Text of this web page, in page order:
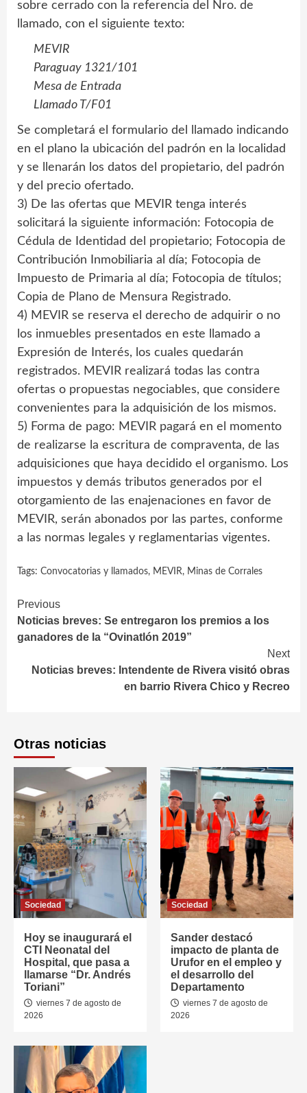
sobre cerrado con la referencia del Nro. de
llamado, con el siguiente texto:
MEVIR
Paraguay 1321/101
Mesa de Entrada
Llamado T/F01
Se completará el formulario del llamado indicando
en el plano la ubicación del padrón en la localidad
y se llenarán los datos del propietario, del padrón
y del precio ofertado.
3) De las ofertas que MEVIR tenga interés
solicitará la siguiente información: Fotocopia de
Cédula de Identidad del propietario; Fotocopia de
Contribución Inmobiliaria al día; Fotocopia de
Impuesto de Primaria al día; Fotocopia de títulos;
Copia de Plano de Mensura Registrado.
4) MEVIR se reserva el derecho de adquirir o no
los inmuebles presentados en este llamado a
Expresión de Interés, los cuales quedarán
registrados. MEVIR realizará todas las contra
ofertas o propuestas negociables, que considere
convenientes para la adquisición de los mismos.
5) Forma de pago: MEVIR pagará en el momento
de realizarse la escritura de compraventa, de las
adquisiciones que haya decidido el organismo. Los
impuestos y demás tributos generados por el
otorgamiento de las enajenaciones en favor de
MEVIR, serán abonados por las partes, conforme
a las normas legales y reglamentarias vigentes.
Tags: Convocatorias y llamados, MEVIR, Minas de Corrales
Continue
Reading
Previous
Noticias breves: Se entregaron los premios a los
ganadores de la “Ovinatlón 2019”
Next
Noticias breves: Intendente de Rivera visitó obras
en barrio Rivera Chico y Recreo
Otras noticias
Sociedad
Hoy se inaugurará el
CTI Neonatal del
Hospital, que pasa a
llamarse “Dr. Andrés
Toriani”
viernes 7 de agosto de
2026
Sociedad
Sander destacó
impacto de planta de
Urufor en el empleo y
el desarrollo del
Departamento
viernes 7 de agosto de
2026